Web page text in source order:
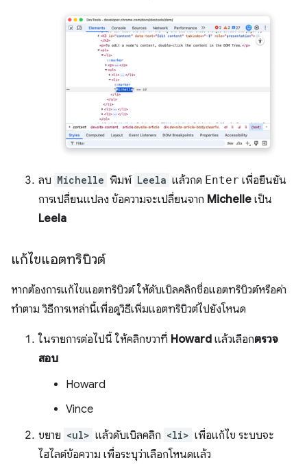
ลบ Michelle พิมพ์ Leela แล้วกด Enter เพื่อยืนยัน
การเปลี่ยนแปลง ข้อความจะเปลี่ยนจาก Michelle เป็น
Leela
แก้ไขแอตทริบิวต์
หากต้องการแก้ไขแอตทริบิวต์ ให้ดับเบิลคลิกชื่อแอตทริบิวต์หรือค่า
ทำตาม วิธีการเหล่านี้เพื่อดูวิธีเพิ่มแอตทริบิวต์ไปยังโหนด
ในรายการต่อไปนี้ ให้คลิกขวาที่ Howard แล้วเลือกตรวจ
สอบ
Howard
Vince
ขยาย <ul> แล้วดับเบิลคลิก <li> เพื่อแก้ไข ระบบจะ
ไฮไลต์ข้อความ เพื่อระบุว่าเลือกโหนดแล้ว